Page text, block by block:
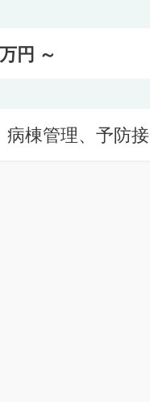
円 ～
病棟管理、予防接